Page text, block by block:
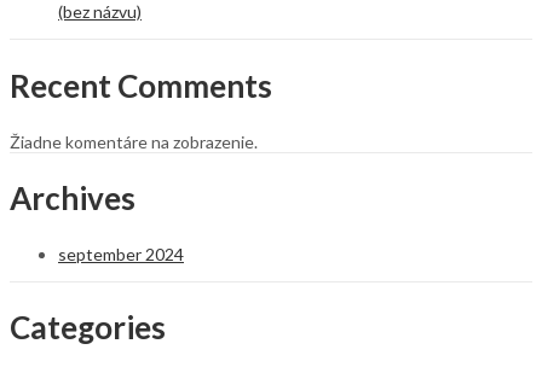
(bez názvu)
Recent Comments
Žiadne komentáre na zobrazenie.
Archives
september 2024
Categories